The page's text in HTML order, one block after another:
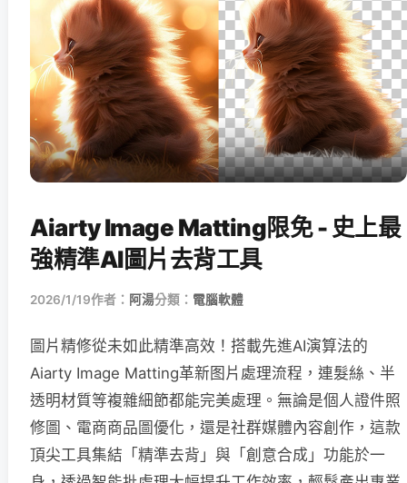
Aiarty Image Matting限免 - 史上最
強精準AI圖片去背工具
2026/1/19作者： 阿湯分類： 電腦軟體
圖片精修從未如此精準高效！搭載先進AI演算法的
Aiarty Image Matting革新图片處理流程，連髮絲、半
透明材質等複雜細節都能完美處理。無論是個人證件照
修圖、電商商品圖優化，還是社群媒體內容創作，這款
頂尖工具集結「精準去背」與「創意合成」功能於一